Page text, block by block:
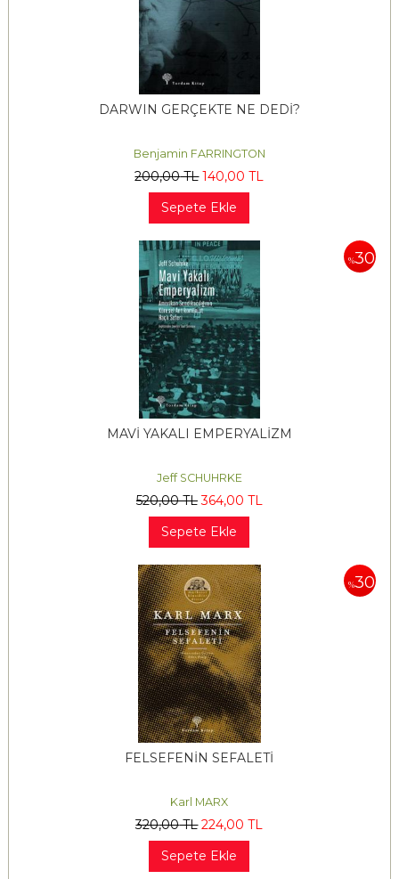
DARWIN GERÇEKTE NE DEDİ?
Benjamin FARRINGTON
200,00TL 140,00 TL
Sepete Ekle
%30
MAVİ YAKALI EMPERYALİZM
Jeff SCHUHRKE
520,00TL 364,00 TL
Sepete Ekle
%30
FELSEFENİN SEFALETİ
Karl MARX
320,00TL 224,00 TL
Sepete Ekle